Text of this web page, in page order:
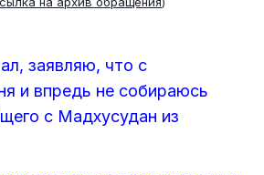
заявляю, что с
и впредь не собираюсь
с Мадхусудан из